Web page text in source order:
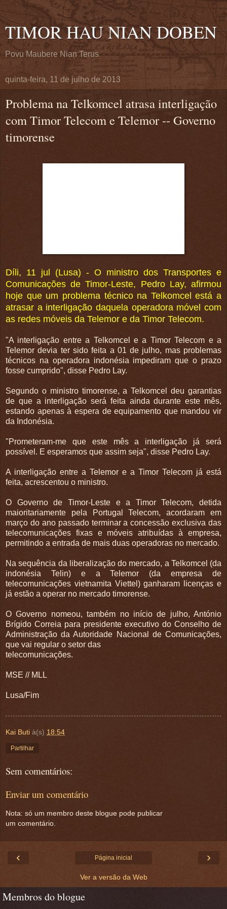
TIMOR HAU NIAN DOBEN
Povu Maubere Nian Terus
quinta-feira, 11 de julho de 2013
Problema na Telkomcel atrasa interligação
com Timor Telecom e Telemor -- Governo
timorense
.
Díli, 11 jul (Lusa) - O ministro dos Transportes e
Comunicações de Timor-Leste, Pedro Lay, afirmou
hoje que um problema técnico na Telkomcel está a
atrasar a interligação daquela operadora móvel com
as redes móveis da Telemor e da Timor Telecom.
"A interligação entre a Telkomcel e a Timor Telecom e a
Telemor devia ter sido feita a 01 de julho, mas problemas
técnicos na operadora indonésia impediram que o prazo
fosse cumprido", disse Pedro Lay.
Segundo o ministro timorense, a Telkomcel deu garantias
de que a interligação será feita ainda durante este mês,
estando apenas à espera de equipamento que mandou vir
da Indonésia.
"Prometeram-me que este mês a interligação já será
possível. E esperamos que assim seja", disse Pedro Lay.
A interligação entre a Telemor e a Timor Telecom já está
feita, acrescentou o ministro.
O Governo de Timor-Leste e a Timor Telecom, detida
maioritariamente pela Portugal Telecom, acordaram em
março do ano passado terminar a concessão exclusiva das
telecomunicações fixas e móveis atribuídas à empresa,
permitindo a entrada de mais duas operadoras no mercado.
Na sequência da liberalização do mercado, a Telkomcel (da
indonésia Telin) e a Telemor (da empresa de
telecomunicações vietnamita Viettel) ganharam licenças e
já estão a operar no mercado timorense.
O Governo nomeou, também no início de julho, António
Brígido Correia para presidente executivo do Conselho de
Administração da Autoridade Nacional de Comunicações,
que vai regular o setor das
telecomunicações.
MSE // MLL
Lusa/Fim
.
Kai Buti à(s) 18:54
Partilhar
Sem comentários:
Enviar um comentário
Nota: só um membro deste blogue pode publicar
um comentário.
‹ ›
Página inicial
Ver a versão da Web
Membros do blogue